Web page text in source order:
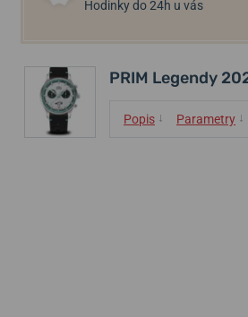
Hodinky do 24h u vás
PRIM Legendy
Popis ↓ Parametry ↓